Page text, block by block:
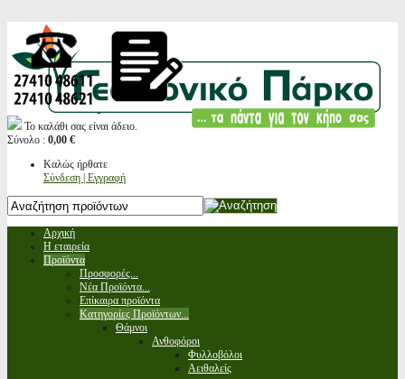
Το καλάθι σας είναι άδειο.
Σύνολο : 0,00 €
Καλώς ήρθατε
Σύνδεση | Εγγραφή
Αρχική
Η εταιρεία
Προϊόντα
Προσφορές...
Νέα Προϊόντα...
Επίκαιρα προϊόντα
Κατηγορίες Προϊόντων...
Θάμνοι
Ανθοφόροι
Φυλλοβόλοι
Αειθαλείς